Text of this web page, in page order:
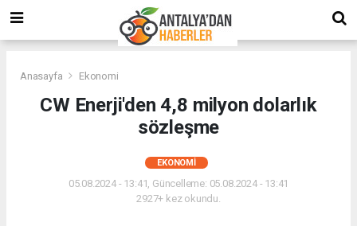
Anasayfa Ekonomi
CW Enerji'den 4,8 milyon dolarlık
sözleşme
EKONOMI
05.08.2024 - 13:41, Güncelleme: 05.08.2024 - 13:41
2927+ kez okundu.